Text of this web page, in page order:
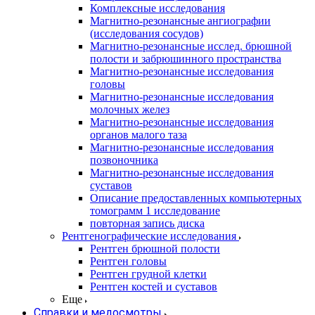
Комплексные исследования
Магнитно-резонансные ангиографии
(исследования сосудов)
Магнитно-резонансные исслед. брюшной
полости и забрюшинного пространства
Магнитно-резонансные исследования
головы
Магнитно-резонансные исследования
молочных желез
Магнитно-резонансные исследования
органов малого таза
Магнитно-резонансные исследования
позвоночника
Магнитно-резонансные исследования
суставов
Описание предоставленных компьютерных
томограмм 1 исследование
повторная запись диска
Рентгенографические исследования
Рентген брюшной полости
Рентген головы
Рентген грудной клетки
Рентген костей и суставов
Еще